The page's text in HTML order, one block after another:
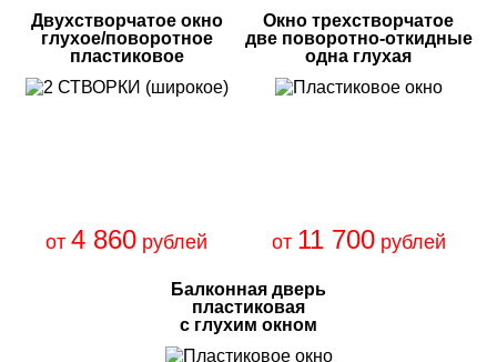
Двухстворчатое окно
глухое/поворотное
пластиковое
от 4 860 рублей
Окно трехстворчатое
две поворотно-откидные
одна глухая
от 11 700рублей
Балконная дверь
пластиковая
с глухим окном